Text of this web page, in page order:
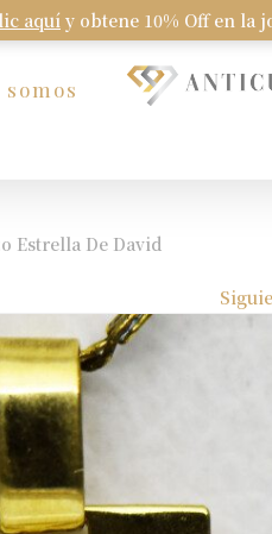
aquí y obtene 10% Off en la
Estrella De David